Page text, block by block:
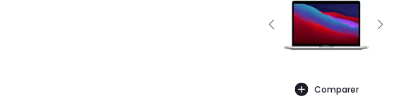
Comparer